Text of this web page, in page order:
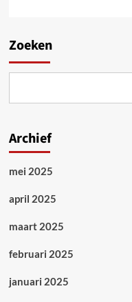
Zoeken
Archief
mei 2025
april 2025
maart 2025
februari 2025
januari 2025